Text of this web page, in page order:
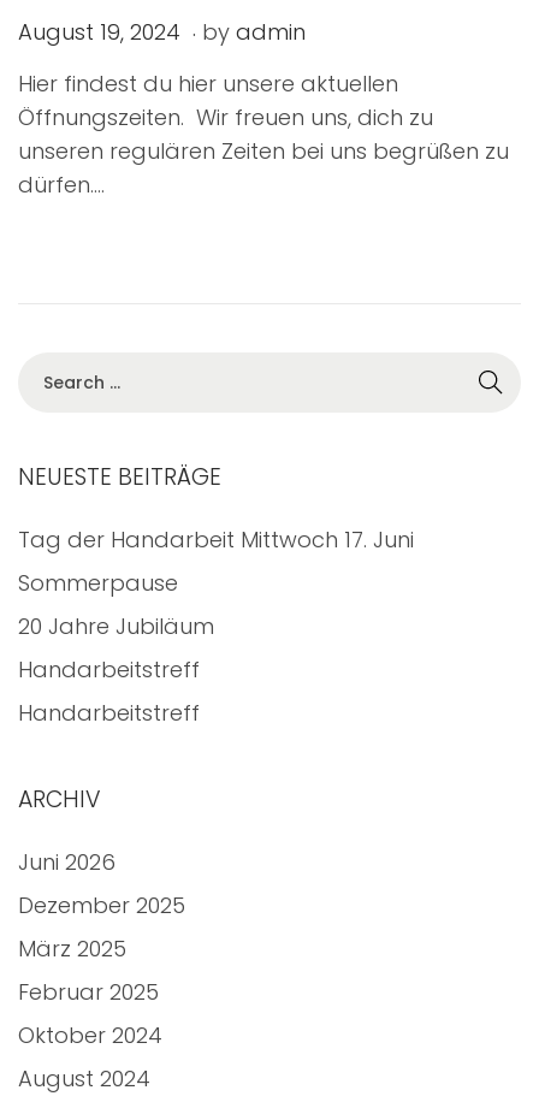
P
s
t
e
d
August 19, 2024 O
t
o
b
. by admin
Hier findest du hier unsere aktuellen
Öffnungszeiten. Wir freuen uns, dich zu
unseren regulären Zeiten bei uns begrüßen zu
dürfen….
NEUESTE BEITRÄGE
Tag der Handarbeit Mittwoch 17. Juni
Sommerpause
20 Jahre Jubiläum
Handarbeitstreff
Handarbeitstreff
ARCHIV
Juni 2026
Dezember 2025
März 2025
Februar 2025
Oktober 2024
August 2024